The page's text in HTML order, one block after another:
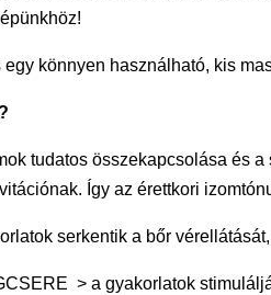
egy könnyen használható, kis
tudatos összekapcsolása és
Így az érettkori
serkentik a bőr
> a gyakorlatok